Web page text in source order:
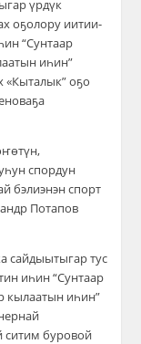
үрдүк
оҕолору иитии-
“Сунтаар
иһин”
«Кыталык” оҕо
спордун
бэлиэнэн спорт
Потапов
сайдыытыгар тус
иһин “Сунтаар
иһин”
ситим буровой